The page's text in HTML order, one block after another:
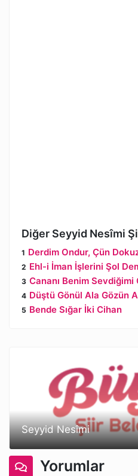
Diğer Seyyid Nesîmi
Derdim Ondur, Çün
Ehl-i İman İşlerini Şol
Cananı Benim
Düştü Gönül Ala Gözün
Bende Sığar İki Cihan
Seyyid Nesîmi
Yorumlar